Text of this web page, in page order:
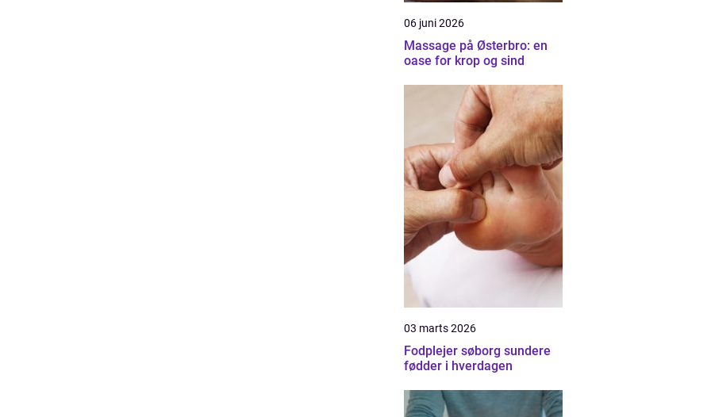
06 juni 2026
Massage på Østerbro: en
oase for krop og sind
03 marts 2026
Fodplejer søborg sundere
fødder i hverdagen